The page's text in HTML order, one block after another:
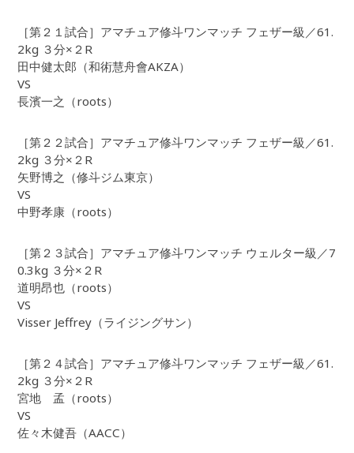
［第２１試合］アマチュア修斗ワンマッチ フェザー級／61.
2kg ３分×２R
田中健太郎（和術慧舟會AKZA）
VS
長濱一之（roots）
［第２２試合］アマチュア修斗ワンマッチ フェザー級／61.
2kg ３分×２R
矢野博之（修斗ジム東京）
VS
中野孝康（roots）
［第２３試合］アマチュア修斗ワンマッチ ウェルター級／7
0.3kg ３分×２R
道明昂也（roots）
VS
Visser Jeffrey（ライジングサン）
［第２４試合］アマチュア修斗ワンマッチ フェザー級／61.
2kg ３分×２R
宮地 孟（roots）
VS
佐々木健吾（AACC）